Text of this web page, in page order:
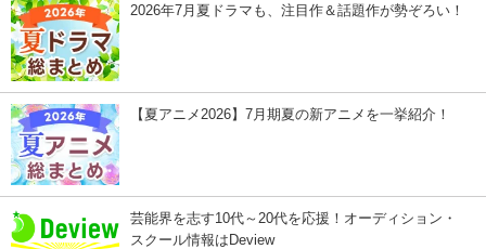
2026年7月夏ドラマも、注目作＆話題作が勢ぞろい！
【夏アニメ2026】7月期夏の新アニメを一挙紹介！
芸能界を志す10代～20代を応援！オーディション・
スクール情報はDeview